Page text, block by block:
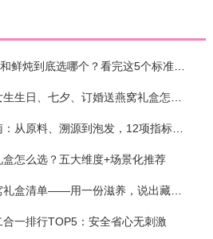
孕早期想买燕窝，干燕窝和鲜炖到底选哪个？看完这5个标准再下单
2026干燕窝选购避坑指南：从原料、溯源到泡发，12项指标判断靠谱燕窝
怎么选？五大维度+场景化推荐
2026七夕浪漫告白礼燕窝礼盒清单——用一份滋养，说出藏在心底的爱
一排行TOP5：安全省心无刺激